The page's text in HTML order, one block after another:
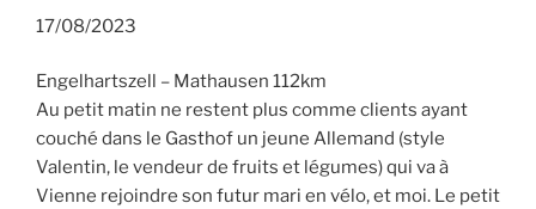
17/08/2023
Engelhartszell – Mathausen 112km
Au petit matin ne restent plus comme clients ayant
couché dans le Gasthof un jeune Allemand (style
Valentin, le vendeur de fruits et légumes) qui va à
Vienne rejoindre son futur mari en vélo, et moi. Le petit